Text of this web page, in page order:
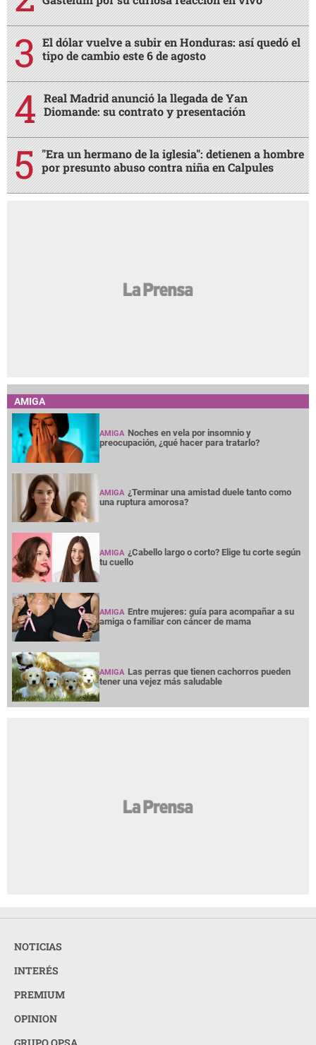
El dólar vuelve a subir en Honduras: así quedó el
tipo de cambio este 6 de agosto
Real Madrid anunció la llegada de Yan
Diomande: su contrato y presentación
"Era un hermano de la iglesia": detienen a hombre
por presunto abuso contra niña en Calpules
AMIGA
AMIGA Noches en vela por insomnio y
preocupación, ¿qué hacer para tratarlo?
AMIGA ¿Terminar una amistad duele tanto como
una ruptura amorosa?
AMIGA ¿Cabello largo o corto? Elige tu corte según
tu cuello
AMIGA Entre mujeres: guía para acompañar a su
amiga o familiar con cáncer de mama
AMIGA Las perras que tienen cachorros pueden
tener una vejez más saludable
NOTICIAS
INTERÉS
PREMIUM
OPINION
GRUPO OPSA